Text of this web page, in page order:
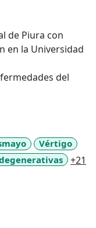
de Piura con
en la Universidad
del
Vértigo
+21